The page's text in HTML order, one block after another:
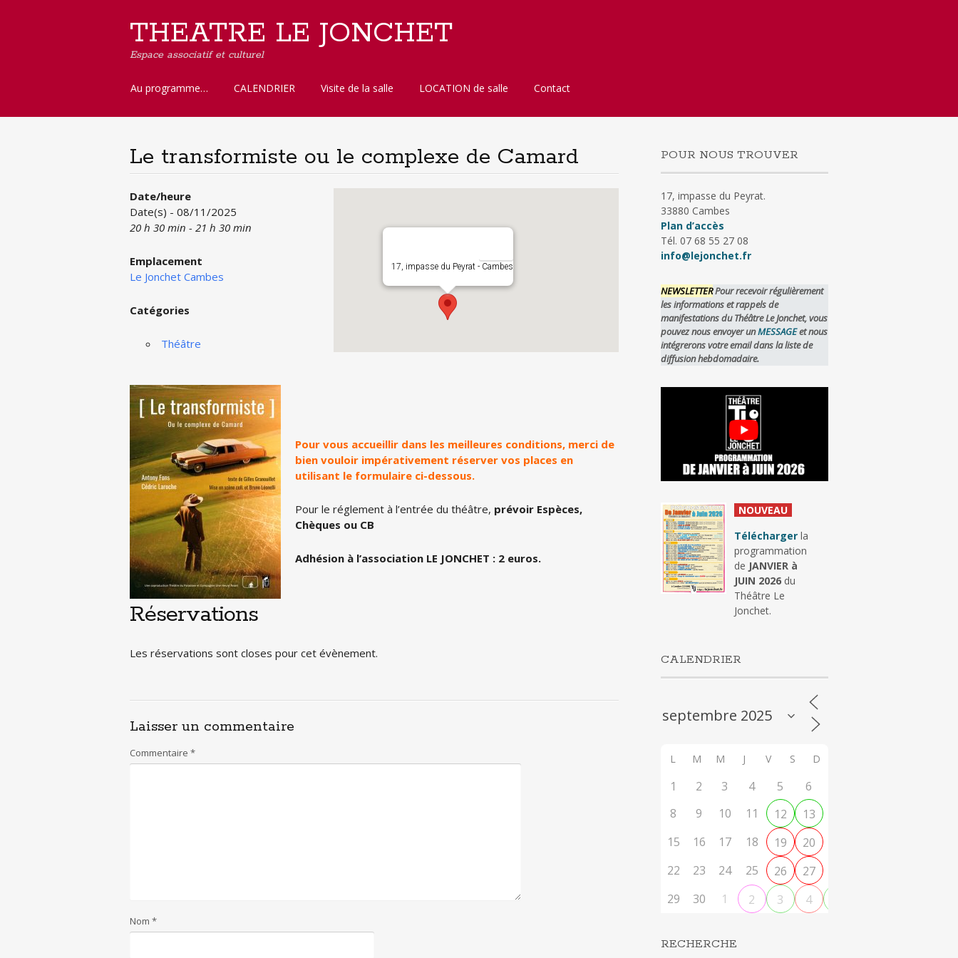
THEATRE LE JONCHET
Espace associatif et culturel
Aller
contenu
Au programme… CALENDRIER Visite de la salle LOCATION de salle Contact
Le transformiste ou le complexe de Camard
17, impasse du Peyrat - Cambes
Date/heure
Date(s) - 08/11/2025
20 h 30 min - 21 h 30 min
Emplacement
Le Jonchet Cambes
Catégories
Théâtre
Pour vous accueillir dans les meilleures conditions, merci de
bien vouloir impérativement réserver vos places en
utilisant le formulaire ci-dessous.
Pour le réglement à l’entrée du théâtre, prévoir Espèces,
Chèques ou CB
Adhésion à l’association LE JONCHET : 2 euros.
Réservations
Les réservations sont closes pour cet évènement.
Laisser un commentaire
Commentaire *
Nom *
POUR NOUS TROUVER
17, impasse du Peyrat.
33880 Cambes
Plan d’accès
Tél. 07 68 55 27 08
info@lejonchet.fr
NEWSLETTERPour recevoir régulièrement
les informations et rappels de
manifestations du Théâtre Le Jonchet, vous
pouvez nous envoyer unMESSAGEet nous
intégrerons votre email dans la liste de
diffusion hebdomadaire.
NOUVEAU
Télécharger la
programmation
de JANVIER à
JUIN 2026 du
Théâtre Le
Jonchet.
CALENDRIER
L M M J V S D
1 2 3 4 5 6
8
9 10 11 12 13
15
16 17 18 19 20
22
23 24 25 26 27
29
30 1 2 3 4
RECHERCHE